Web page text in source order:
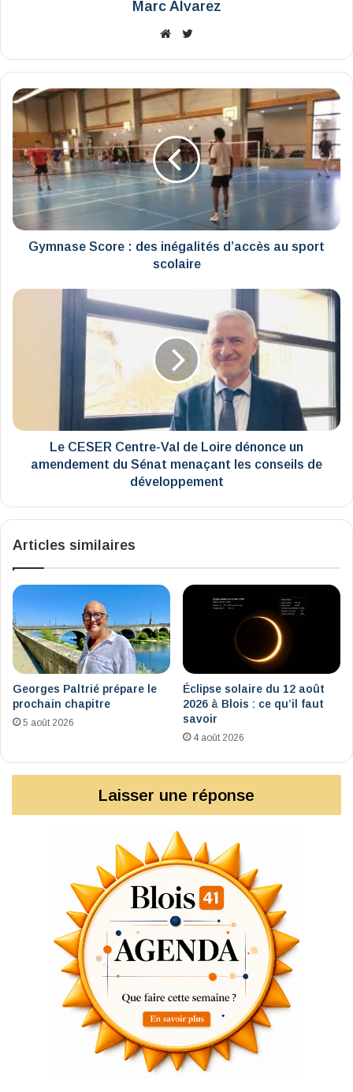
Marc Alvarez
Website
Gymnase
Score
:
des
inégalités
d’accès
au
sport
scolaire
Gymnase Score : des inégalités d’accès au sport
scolaire
Le
amendement
Sénat
conseils
développement
Le CESER Centre-Val de Loire dénonce un
amendement du Sénat menaçant les conseils de
développement
Articles similaires
Georges Paltrié prépare le
prochain chapitre
5 août 2026
Éclipse solaire du 12 août
2026 à Blois : ce qu’il faut
savoir
4 août 2026
Laisser une réponse